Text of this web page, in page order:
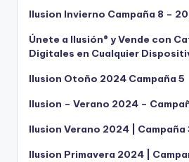
Ilusion Invierno Campaña 8 –
Únete a Ilusión® y Vende con
Digitales en Cualquier
Ilusion Otoño 2024 Campaña 5
Ilusion – Verano 2024 –
Ilusion Verano 2024 | Campaña
Ilusion Primavera 2024 |